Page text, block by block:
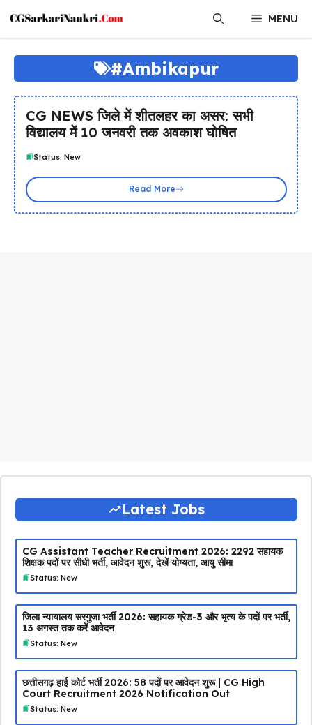
content
MENU
#Ambikapur
CG NEWS जिले में शीतलहर का असर: सभी
विद्यालय में 10 जनवरी तक अवकाश घोषित
Status: New
Read More
Latest Jobs
CG Assistant Teacher Recruitment 2026: 2292 सहायक
शिक्षक पदों पर सीधी भर्ती, आवेदन शुरू, देखें योग्यता, आयु सीमा
Status: New
जिला न्यायालय सरगुजा भर्ती 2026: सहायक ग्रेड-3 और भृत्य के पदों पर भर्ती,
13 अगस्त तक करें आवेदन
Status: New
छत्तीसगढ़ हाई कोर्ट भर्ती 2026: 58 पदों पर आवेदन शुरू | CG High
Court Recruitment 2026 Notification Out
Status: New